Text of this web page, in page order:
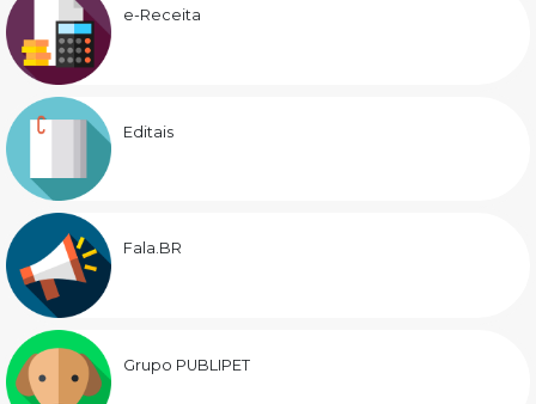
e-Receita
Editais
Fala.BR
Grupo PUBLIPET